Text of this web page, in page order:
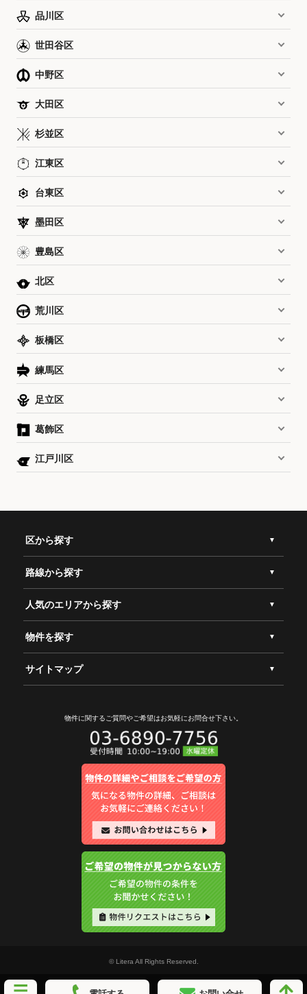
品川区
世田谷区
中野区
大田区
杉並区
江東区
台東区
墨田区
豊島区
北区
荒川区
板橋区
練馬区
足立区
葛飾区
江戸川区
区から探す
路線から探す
人気のエリアから探す
物件を探す
サイトマップ
物件に関するご質問やご希望はお気軽にお問合せ下さい。
© Litera All Rights Reserved.